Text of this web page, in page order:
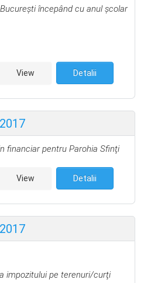
începând cu anul școlar
View Detalii
financiar pentru Parohia Sfinţi
View Detalii
impozitului pe terenuri/curţi